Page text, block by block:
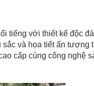
tiếng với thiết kế độc
và họa tiết ấn tượng
cấp cùng công nghệ